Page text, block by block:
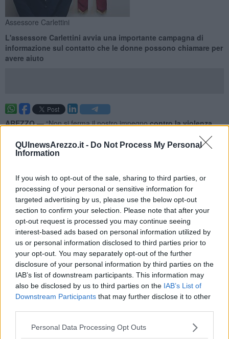
QUInewsArezzo.it - Do Not Process My Personal
Information
If you wish to opt-out of the sale, sharing to third parties, or
processing of your personal or sensitive information for
targeted advertising by us, please use the below opt-out
section to confirm your selection. Please note that after your
opt-out request is processed you may continue seeing
interest-based ads based on personal information utilized by
us or personal information disclosed to third parties prior to
your opt-out. You may separately opt-out of the further
disclosure of your personal information by third parties on the
IAB’s list of downstream participants. This information may
also be disclosed by us to third parties on the IAB’s List of
Downstream Participants that may further disclose it to other
Personal Data Processing Opt Outs
Assessore Carlettini
L'assessore Carlettini avvia una importante campagna di
informazione sul contatto che le donne possono chiamare per
avere aiuto
AREZZO —“Non si ferma il nostro impegnocontro la violenza
Arezzo protagonista di questa vera a propria lotta contro abusi e
ignoranza, con l’organizzazione di una serie di eventi culminati nel
lo scopo principale di
tenere alta l’attenzione
su questa che è
senza dubbio una delle più gravi forme di violazione dei diritti umani
basata sul genere. Continuiamo su questa strada,lavorando a
campagne di informazione e sensibilizzazione, per una
consapevolezza sempre maggiore e più diffusa di questo fenomeno
inaccettabile e per favorirne l’emersione e il contrasto”.
Queste le parole dell’assessore alle pari opportunità Giovanna
Carlettini rispetto alla decisione presa dalla Giunta Ghinelli
di avviare una serie di azioni volte afar conoscere il 1522,
numero dedicato alle vittime di violenza, con l’attivazione di una
campagna a sostegno del suo utilizzo al fine di raggiungere più
donne possibile. Il numero di pubblica utilità verrà pubblicato
sito del Comune di Arezzo e verrà inoltre chiesto agli enti privati e
pubblici, oltre che alle attività commerciali del territorio, di attivarsi
riportando sui loro scontrini fiscali e/o nel loro sito la frase “Se sei
vittima di violenza chiama1522”.